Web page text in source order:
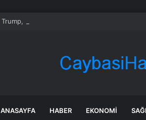
Trump, İran’la anlaşmayı tercih ettiğini ancak
ANASAYFA HABER EKONOMI